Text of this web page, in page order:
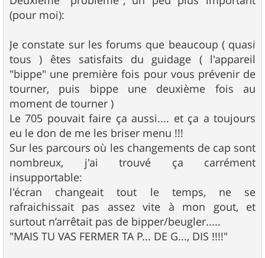
(pour moi):
Je constate sur les forums que beaucoup ( quasi
tous ) êtes satisfaits du guidage ( l'appareil
"bippe" une première fois pour vous prévenir de
tourner, puis bippe une deuxième fois au
moment de tourner )
Le 705 pouvait faire ça aussi.... et ça a toujours
eu le don de me les briser menu !!!
Sur les parcours où les changements de cap sont
nombreux, j'ai trouvé ça carrément
insupportable:
l'écran changeait tout le temps, ne se
rafraichissait pas assez vite à mon gout, et
surtout n’arrêtait pas de bipper/beugler.....
"MAIS TU VAS FERMER TA P... DE G..., DIS !!!!"